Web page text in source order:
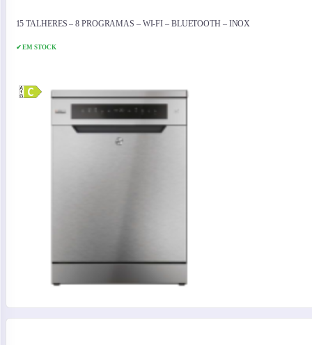
15 TALHERES – 8 PROGRAMAS – WI-FI – BLUETOOTH – INOX
✔ EM STOCK